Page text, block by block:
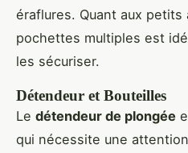
éraflures. Quant aux petits
pochettes multiples est
les sécuriser.
Détendeur et Bouteilles
Le détendeur de plongée
qui nécessite une